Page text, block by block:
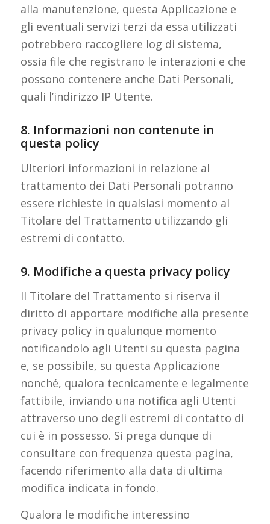
alla manutenzione, questa Applicazione e
gli eventuali servizi terzi da essa utilizzati
potrebbero raccogliere log di sistema,
ossia file che registrano le interazioni e che
possono contenere anche Dati Personali,
quali l’indirizzo IP Utente.
8. Informazioni non contenute in
questa policy
Ulteriori informazioni in relazione al
trattamento dei Dati Personali potranno
essere richieste in qualsiasi momento al
Titolare del Trattamento utilizzando gli
estremi di contatto.
9. Modifiche a questa privacy policy
Il Titolare del Trattamento si riserva il
diritto di apportare modifiche alla presente
privacy policy in qualunque momento
notificandolo agli Utenti su questa pagina
e, se possibile, su questa Applicazione
nonché, qualora tecnicamente e legalmente
fattibile, inviando una notifica agli Utenti
attraverso uno degli estremi di contatto di
cui è in possesso. Si prega dunque di
consultare con frequenza questa pagina,
facendo riferimento alla data di ultima
modifica indicata in fondo.
Qualora le modifiche interessino